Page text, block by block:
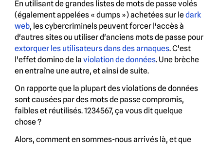
En utilisant de grandes listes de mots de passe volés
(également appelées « dumps ») achetées sur ledark
web, les cybercriminels peuvent forcer l'accès à
d'autres sites ou utiliser d'anciens mots de passe pour
extorquer les utilisateurs dans des arnaques. C'est
l'effet domino de la violation de données. Une brèche
en entraîne une autre, et ainsi de suite.
On rapporte que la plupart des violations de données
sont causées par des mots de passe compromis,
faibles et réutilisés. 1234567, ça vous dit quelque
chose ?
Alors, comment en sommes-nous arrivés là, et que